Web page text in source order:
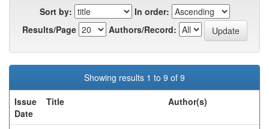
Sort by:
In order:
Results/Page
Authors/Record:
Showing results 1 to 9 of 9
Issue
Date
Title Author(s)